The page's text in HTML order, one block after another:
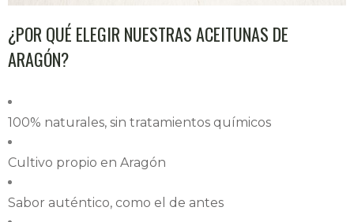
¿POR QUÉ ELEGIR NUESTRAS ACEITUNAS DE
ARAGÓN?
100% naturales, sin tratamientos químicos
Cultivo propio en Aragón
Sabor auténtico, como el de antes